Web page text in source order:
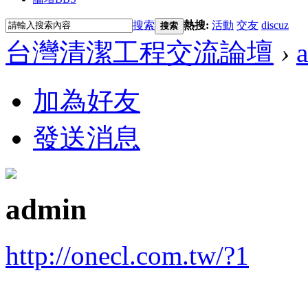
搜索 搜索 熱搜: 活動 交友 discuz
台灣清潔工程交流論壇 ›
加為好友
發送消息
admin
http://onecl.com.tw/?1